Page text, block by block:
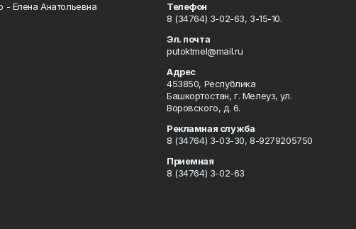
- Елена Анатольевна
Телефон
8 (34764) 3-02-63, 3-15-10.
Эл. почта
putoktmel@mail.ru
Адрес
453850, Республика
Башкортостан, г. Мелеуз, ул.
Воровского, д. 6.
Рекламная служба
8 (34764) 3-03-30, 8-9279205750
Приемная
8 (34764) 3-02-63